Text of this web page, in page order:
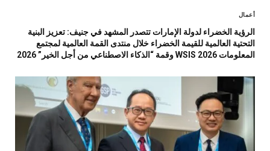
أعمال
الرؤية الخضراء لدولة الإمارات تتصدر المشهد في جنيف: تعزيز البنية
التحتية العالمية للقيمة الخضراء خلال منتدى القمة العالمية لمجتمع
المعلومات WSIS 2026 وقمة “الذكاء الاصطناعي من أجل الخير” 2026